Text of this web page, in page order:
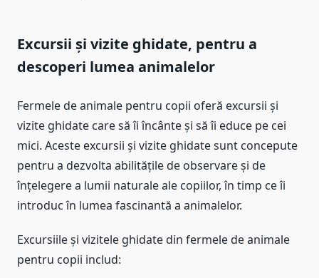
Excursii și vizite ghidate, pentru a
descoperi lumea animalelor
Fermele de animale pentru copii oferă excursii și
vizite ghidate care să îi încânte și să îi educe pe cei
mici. Aceste excursii și vizite ghidate sunt concepute
pentru a dezvolta abilitățile de observare și de
înțelegere a lumii naturale ale copiilor, în timp ce îi
introduc în lumea fascinantă a animalelor.
Excursiile și vizitele ghidate din fermele de animale
pentru copii includ: